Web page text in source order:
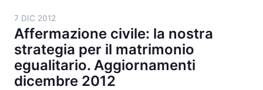
7 DIC 2012
Affermazione civile: la nostra
strategia per il matrimonio
egualitario. Aggiornamenti
dicembre 2012